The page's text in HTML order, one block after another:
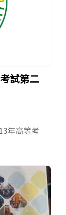
試第二
年高等考